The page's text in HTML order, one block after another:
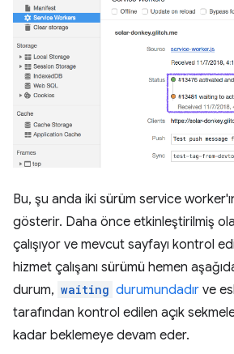
Bu, şu anda iki sürüm service
gösterir. Daha önce etkinleştirilmiş
çalışıyor ve mevcut sayfayı kontrol
hizmet çalışanı sürümü hemen
durum, waiting durumundadır ve
tarafından kontrol edilen açık
kadar beklemeye devam eder.